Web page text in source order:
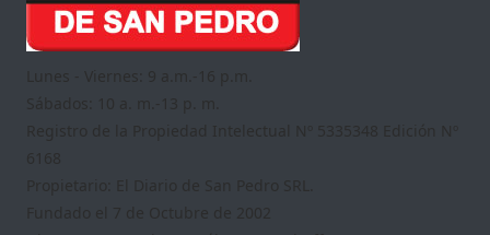
Lunes - Viernes: 9 a.m.-16 p.m.
Sábados: 10 a. m.-13 p. m.
Registro de la Propiedad Intelectual Nº 5335348 Edición Nº
6168
Propietario: El Diario de San Pedro SRL.
Fundado el 7 de Octubre de 2002